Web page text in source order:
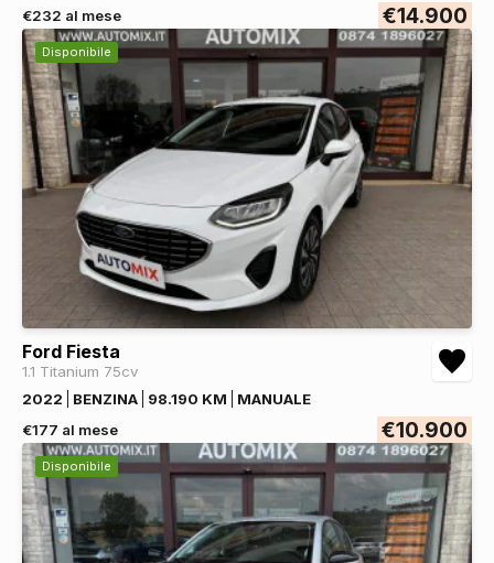
€232 al mese
€14.900
Disponibile
Ford Fiesta
1.1 Titanium 75cv
2022
BENZINA 98.190 KM
MANUALE
€177 al mese
€10.900
Disponibile